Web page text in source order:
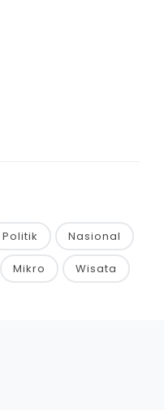
Politik Nasional
Mikro Wisata